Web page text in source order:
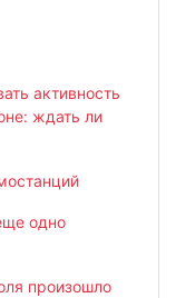
активность
ждать ли
одно
произошло